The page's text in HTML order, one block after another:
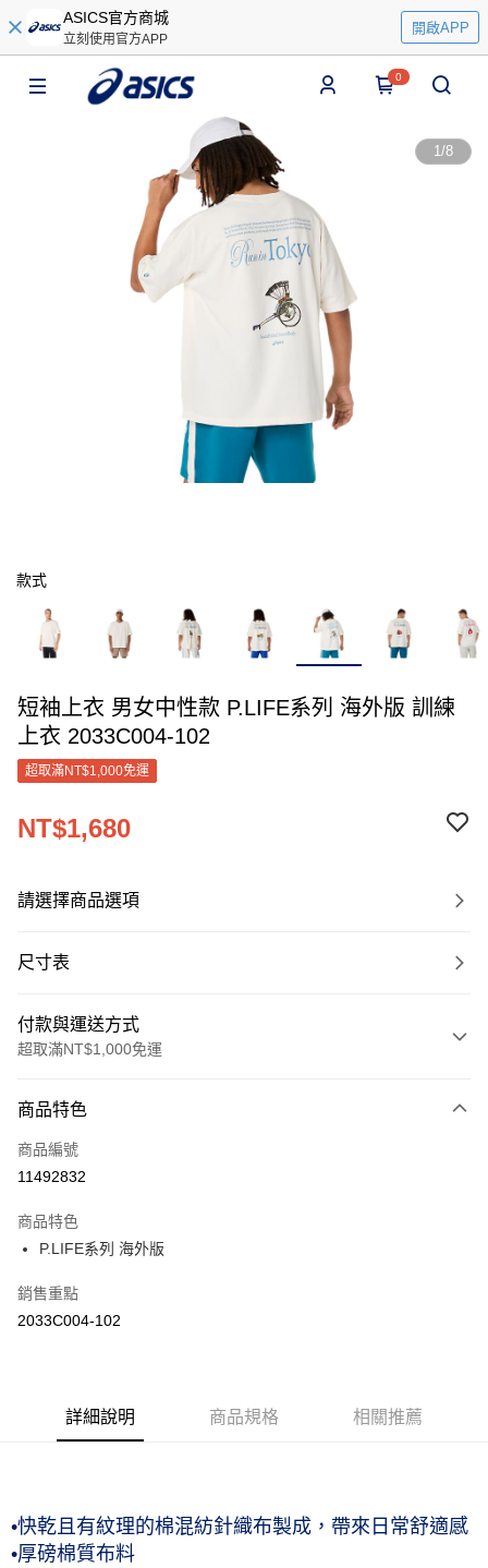
ASICS官方商城
立刻使用官方APP
開啟APP
0
1/8
款式
短袖上衣 男女中性款 P.LIFE系列 海外版 訓練
上衣 2033C004-102
超取滿NT$1,000免運
NT$1,680
請選擇商品選項
尺寸表
付款與運送方式
超取滿NT$1,000免運
信用卡一次付款
信用卡分期付款
合作金庫商業銀行
華南商業銀行
國泰世華商業銀行
臺灣中小企業銀行
玉山商業銀行
星展（台灣）商業銀行
台新國際商業銀行
運送方式
付款後全家取貨(僅限台灣本島，離島恕不配送) 預計5-7個工
付款後萊爾富取貨(僅限台灣本島，離島恕不配送) 預計5-7個
付款後7-11取貨(僅限台灣本島，離島恕不配送) 預計5-7個工
作天到貨
商品特色
商品編號
11492832
商品特色
P.LIFE系列 海外版
銷售重點
2033C004-102
詳細說明 商品規格 相關推薦
•快乾且有紋理的棉混紡針織布製成，帶來日常舒適感
•厚磅棉質布料